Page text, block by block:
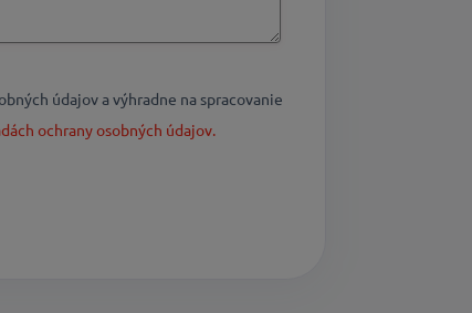
údajov a výhradne na spracovanie
ochrany osobných údajov.